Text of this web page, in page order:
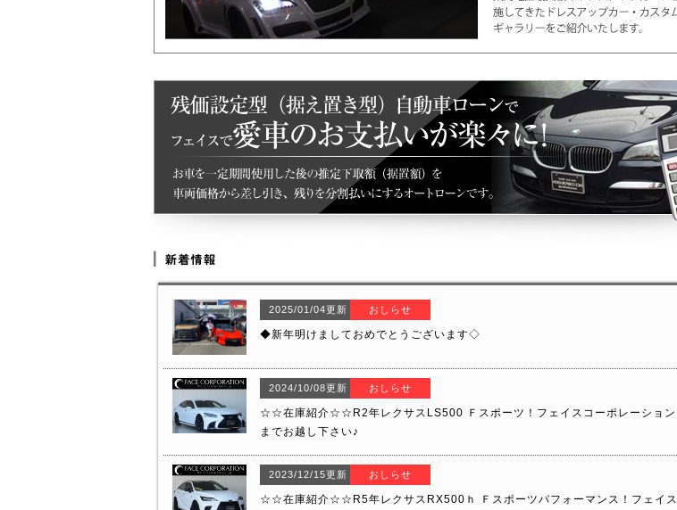
2025/01/04更新 おしらせ
◆新年明けましておめでとうございます◇
2024/10/08更新 おしらせ
☆☆在庫紹介☆☆R2年レクサスLS500 Ｆスポーツ！フェイスコーポレーション
までお越し下さい♪
2023/12/15更新 おしらせ
☆☆在庫紹介☆☆R5年レクサスRX500ｈ Ｆスポーツパフォーマンス！フェイス